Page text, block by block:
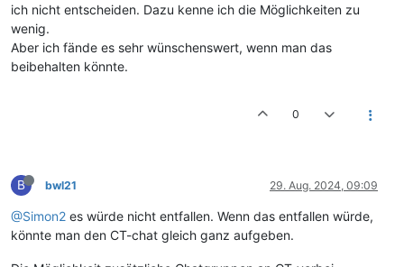
ich nicht entscheiden. Dazu kenne ich die Möglichkeiten zu
wenig.
Aber ich fände es sehr wünschenswert, wenn man das
beibehalten könnte.
0
B bwl21 29. Aug. 2024, 09:09
@Simon2 es würde nicht entfallen. Wenn das entfallen würde,
könnte man den CT-chat gleich ganz aufgeben.